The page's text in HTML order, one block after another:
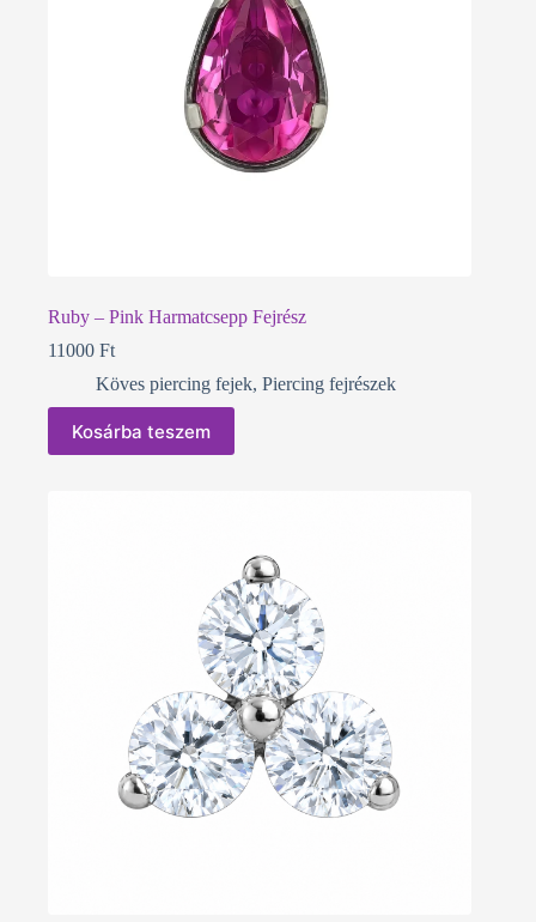
Ruby – Pink Harmatcsepp Fejrész
11000 Ft
Köves piercing fejek, Piercing fejrészek
Kosárba teszem